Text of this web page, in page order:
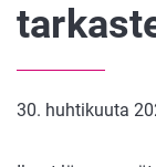
30. huhtikuuta